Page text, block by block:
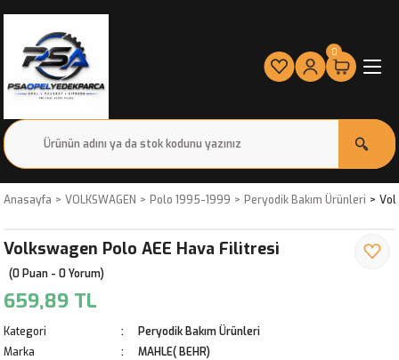
0
Anasayfa VOLKSWAGEN Polo 1995-1999 Peryodik Bakım Ürünleri
Volkswagen Polo AEE Hava Filitresi
(0 Puan - 0 Yorum)
659,89 TL
Kategori
Peryodik Bakım Ürünleri
Marka
MAHLE( BEHR)